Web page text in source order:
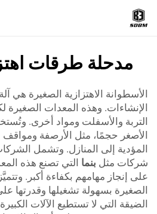
مدحلة طرقات
الأسطوانة الاهتزازية الصغيرة هي
الإنشاءات. وهذه المعدات الصغيرة
التربة والأسفلت ومواد أخرى.
الأصغر حجمًا، مثل الأرصفة
المؤدية إلى المنازل. وتشمل
شركات مثل بنما التي تصنع هذه
على إنجاز مهامهم بكفاءة أكبر.
الصغيرة بسهولة تشغيلها وقدرتها
الضيقة التي لا تستطيع الآلات